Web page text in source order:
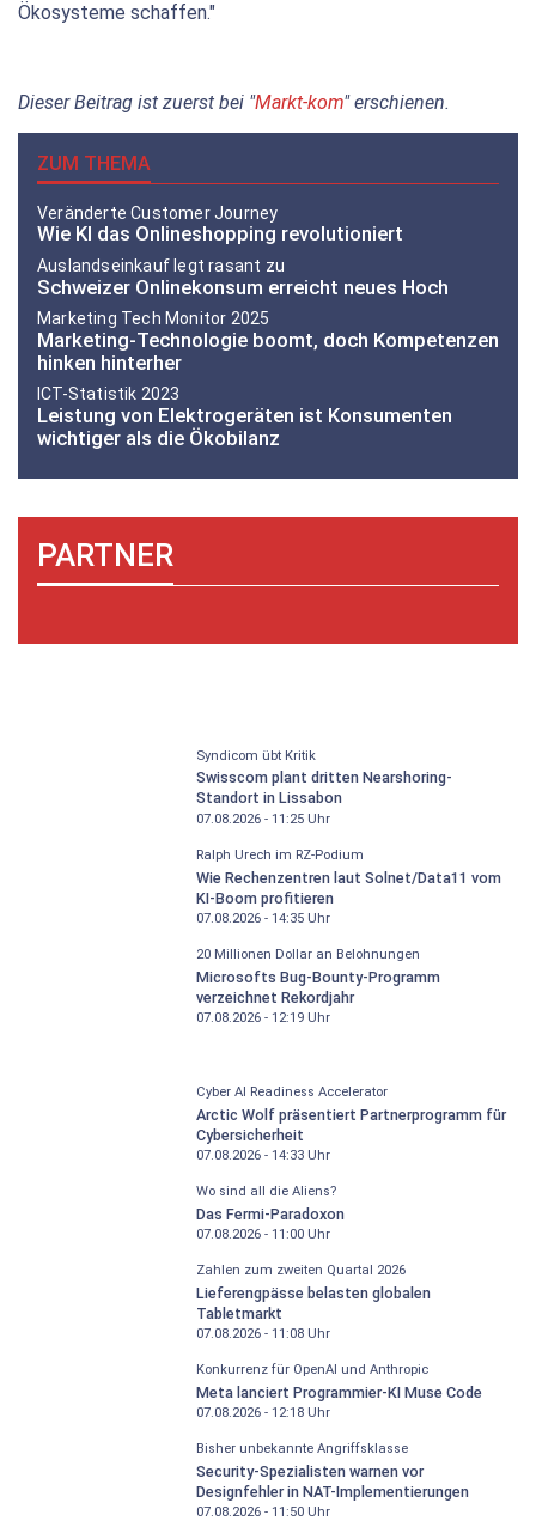
Ökosysteme schaffen."
Dieser Beitrag ist zuerst bei "Markt-kom" erschienen.
ZUM THEMA
Veränderte Customer Journey
Wie KI das Onlineshopping revolutioniert
Auslandseinkauf legt rasant zu
Schweizer Onlinekonsum erreicht neues Hoch
Marketing Tech Monitor 2025
Marketing-Technologie boomt, doch Kompetenzen
hinken hinterher
ICT-Statistik 2023
Leistung von Elektrogeräten ist Konsumenten
wichtiger als die Ökobilanz
PARTNER
Syndicom übt Kritik
Swisscom plant dritten Nearshoring-
Standort in Lissabon
07.08.2026 - 11:25Uhr
Ralph Urech im RZ-Podium
Wie Rechenzentren laut Solnet/Data11 vom
KI-Boom profitieren
07.08.2026 - 14:35Uhr
20 Millionen Dollar an Belohnungen
Microsofts Bug-Bounty-Programm
verzeichnet Rekordjahr
07.08.2026 - 12:19Uhr
Cyber AI Readiness Accelerator
Arctic Wolf präsentiert Partnerprogramm für
Cybersicherheit
07.08.2026 - 14:33Uhr
Wo sind all die Aliens?
Das Fermi-Paradoxon
07.08.2026 - 11:00Uhr
Zahlen zum zweiten Quartal 2026
Lieferengpässe belasten globalen
Tabletmarkt
07.08.2026 - 11:08Uhr
Konkurrenz für OpenAI und Anthropic
Meta lanciert Programmier-KI Muse Code
07.08.2026 - 12:18Uhr
Bisher unbekannte Angriffsklasse
Security-Spezialisten warnen vor
Designfehler in NAT-Implementierungen
07.08.2026 - 11:50Uhr